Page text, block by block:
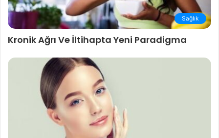
Sağlık
Kronik Ağrı Ve İltihapta Yeni Paradigma